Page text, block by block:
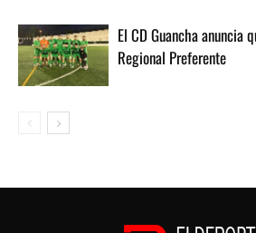
El CD Guancha anuncia
Regional Preferente